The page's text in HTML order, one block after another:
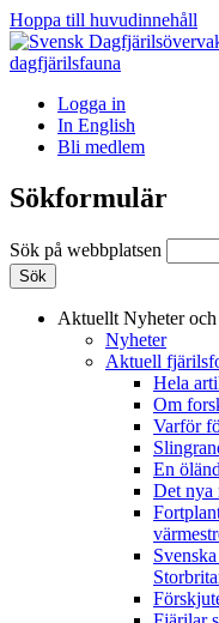
Hoppa till huvudinnehåll
Logga in
In English
Bli medlem
Sökformulär
Sök på webbplatsen
Aktuellt Nyheter
Nyheter
Aktuell
Hela
Om
Varför
En
Det nya